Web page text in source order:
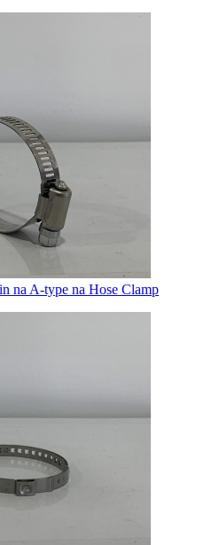
na A-type na Hose Clamp